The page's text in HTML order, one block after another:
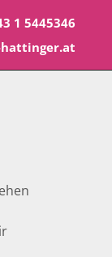
1 5445346
hattinger.at